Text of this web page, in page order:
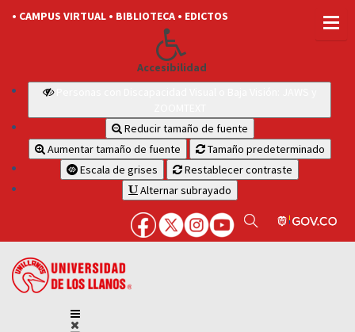
• CAMPUS VIRTUAL • BIBLIOTECA • EDICTOS
Accesibilidad
Reducir tamaño de fuente
Aumentar tamaño de fuente
Tamaño predeterminado
Escala de grises
Restablecer contraste
Alternar subrayado